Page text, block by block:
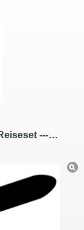
Alternative für Polyplus Kombilösung Reiseset --- Premium Pflege Kombilösung Reiseset mit Hyaluron 100ml / 1 Behälter